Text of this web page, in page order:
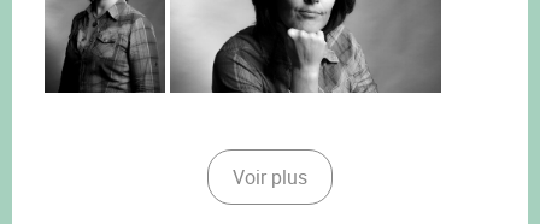
Voir plus